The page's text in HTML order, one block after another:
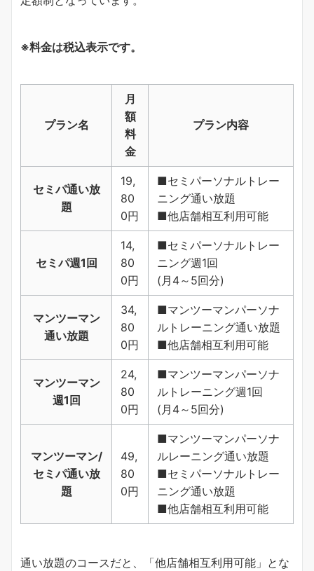
※料金は税込表示です。
プラン名
月
額
料
金
プラン内容
セミパ通い放
題
19,
80
0円
■セミパーソナルトレー
ニング通い放題
■他店舗相互利用可能
セミパ週1回
14,
80
0円
■セミパーソナルトレー
ニング週1回
(月4～5回分)
マンツーマン
通い放題
34,
80
0円
■マンツーマンパーソナ
ルトレーニング通い放題
■他店舗相互利用可能
マンツーマン
週1回
24,
80
0円
■マンツーマンパーソナ
ルトレーニング週1回
(月4～5回分)
マンツーマン/
セミパ通い放
題
49,
80
0円
■マンツーマンパーソナ
ルレーニング通い放題
■セミパーソナルトレー
ニング通い放題
■他店舗相互利用可能
通い放題のコースだと、「他店舗相互利用可能」とな